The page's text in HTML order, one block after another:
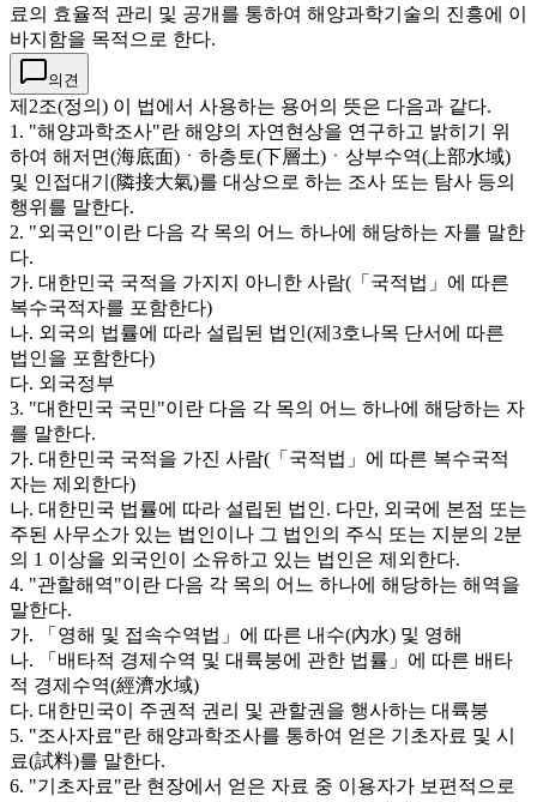
료의 효율적 관리 및 공개를 통하여 해양과학기술의 진흥에 이
바지함을 목적으로 한다.
의견
제2조(정의) 이 법에서 사용하는 용어의 뜻은 다음과 같다.
1. "해양과학조사"란 해양의 자연현상을 연구하고 밝히기 위
하여 해저면(海底面)ㆍ하층토(下層土)ㆍ상부수역(上部水域)
및 인접대기(隣接大氣)를 대상으로 하는 조사 또는 탐사 등의
행위를 말한다.
2. "외국인"이란 다음 각 목의 어느 하나에 해당하는 자를 말한
다.
가. 대한민국 국적을 가지지 아니한 사람(「국적법」에 따른
복수국적자를 포함한다)
나. 외국의 법률에 따라 설립된 법인(제3호나목 단서에 따른
법인을 포함한다)
다. 외국정부
3. "대한민국 국민"이란 다음 각 목의 어느 하나에 해당하는 자
를 말한다.
가. 대한민국 국적을 가진 사람(「국적법」에 따른 복수국적
자는 제외한다)
나. 대한민국 법률에 따라 설립된 법인. 다만, 외국에 본점 또는
주된 사무소가 있는 법인이나 그 법인의 주식 또는 지분의 2분
의 1 이상을 외국인이 소유하고 있는 법인은 제외한다.
4. "관할해역"이란 다음 각 목의 어느 하나에 해당하는 해역을
말한다.
가. 「영해 및 접속수역법」에 따른 내수(內水) 및 영해
나. 「배타적 경제수역 및 대륙붕에 관한 법률」에 따른 배타
적 경제수역(經濟水域)
다. 대한민국이 주권적 권리 및 관할권을 행사하는 대륙붕
5. "조사자료"란 해양과학조사를 통하여 얻은 기초자료 및 시
료(試料)를 말한다.
6. "기초자료"란 현장에서 얻은 자료 중 이용자가 보편적으로